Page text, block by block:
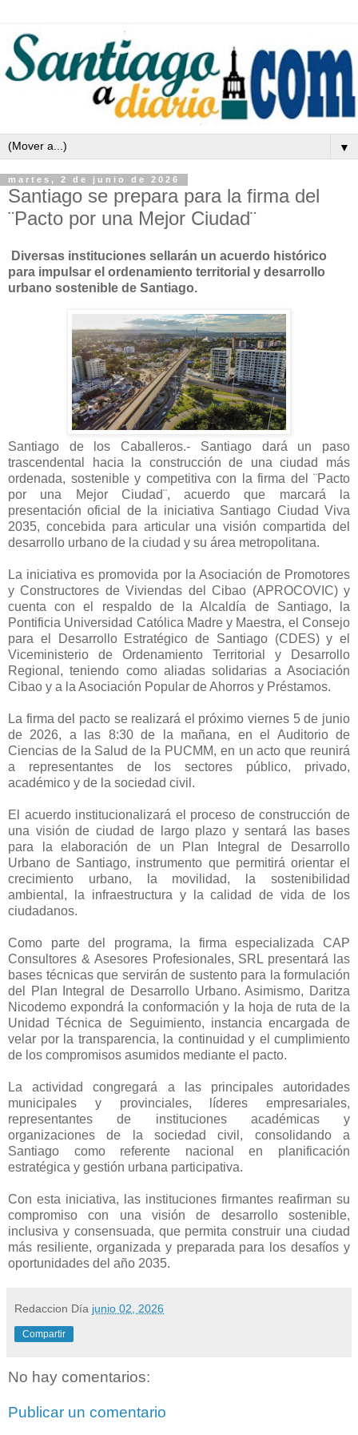
▼
martes, 2 de junio de 2026
Santiago se prepara para la firma del
¨Pacto por una Mejor Ciudad¨
Diversas instituciones sellarán un acuerdo histórico
para impulsar el ordenamiento territorial y desarrollo
urbano sostenible de Santiago.
Santiago de los Caballeros.- Santiago dará un paso
trascendental hacia la construcción de una ciudad más
ordenada, sostenible y competitiva con la firma del ¨Pacto
por una Mejor Ciudad¨, acuerdo que marcará la
presentación oficial de la iniciativa Santiago Ciudad Viva
2035, concebida para articular una visión compartida del
desarrollo urbano de la ciudad y su área metropolitana.
La iniciativa es promovida por la Asociación de Promotores
y Constructores de Viviendas del Cibao (APROCOVIC) y
cuenta con el respaldo de la Alcaldía de Santiago, la
Pontificia Universidad Católica Madre y Maestra, el Consejo
para el Desarrollo Estratégico de Santiago (CDES) y el
Viceministerio de Ordenamiento Territorial y Desarrollo
Regional, teniendo como aliadas solidarias a Asociación
Cibao y a la Asociación Popular de Ahorros y Préstamos.
La firma del pacto se realizará el próximo viernes 5 de junio
de 2026, a las 8:30 de la mañana, en el Auditorio de
Ciencias de la Salud de la PUCMM, en un acto que reunirá
a representantes de los sectores público, privado,
académico y de la sociedad civil.
El acuerdo institucionalizará el proceso de construcción de
una visión de ciudad de largo plazo y sentará las bases
para la elaboración de un Plan Integral de Desarrollo
Urbano de Santiago, instrumento que permitirá orientar el
crecimiento urbano, la movilidad, la sostenibilidad
ambiental, la infraestructura y la calidad de vida de los
ciudadanos.
Como parte del programa, la firma especializada CAP
Consultores & Asesores Profesionales, SRL presentará las
bases técnicas que servirán de sustento para la formulación
del Plan Integral de Desarrollo Urbano. Asimismo, Daritza
Nicodemo expondrá la conformación y la hoja de ruta de la
Unidad Técnica de Seguimiento, instancia encargada de
velar por la transparencia, la continuidad y el cumplimiento
de los compromisos asumidos mediante el pacto.
La actividad congregará a las principales autoridades
municipales y provinciales, líderes empresariales,
representantes de instituciones académicas y
organizaciones de la sociedad civil, consolidando a
Santiago como referente nacional en planificación
estratégica y gestión urbana participativa.
Con esta iniciativa, las instituciones firmantes reafirman su
compromiso con una visión de desarrollo sostenible,
inclusiva y consensuada, que permita construir una ciudad
más resiliente, organizada y preparada para los desafíos y
oportunidades del año 2035.
Redaccion Día junio 02, 2026
Compartir
No hay comentarios:
Publicar un comentario